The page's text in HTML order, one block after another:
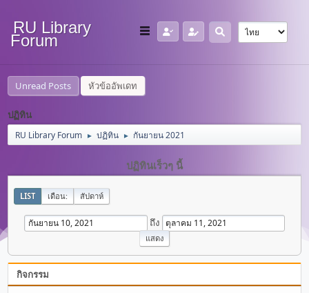
RU Library
Forum
Unread Posts หัวข้ออัพเดท
ปฏิทิน
RU Library Forum ► ปฏิทิน ► กันยายน 2021
ปฏิทินเร็วๆ นี้
LIST เดือน: สัปดาห์
ถึง
กิจกรรม